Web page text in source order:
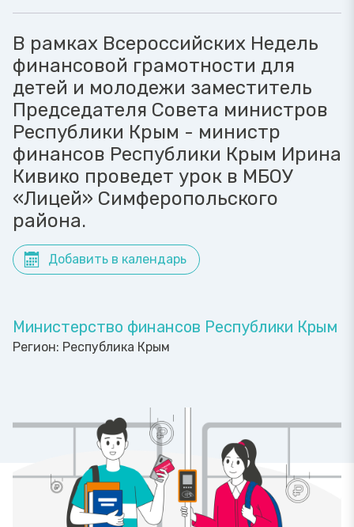
В рамках Всероссийских Недель
финансовой грамотности для
детей и молодежи заместитель
Председателя Совета министров
Республики Крым - министр
финансов Республики Крым Ирина
Кивико проведет урок в МБОУ
«Лицей» Симферопольского
района.
Добавить в календарь
Министерство финансов Республики Крым
Регион: Республика Крым